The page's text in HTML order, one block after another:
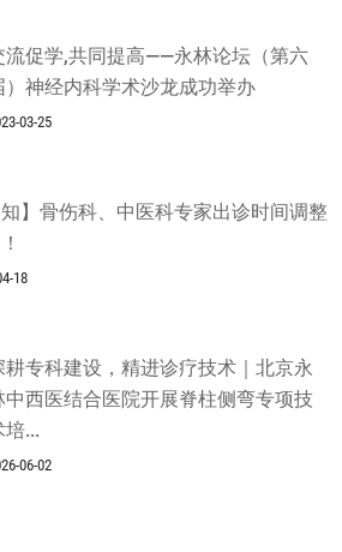
流促学,共同提高——永林论坛（第六
）神经内科学术沙龙成功举办
03-25
知】骨伤科、中医科专家出诊时间调整
18
耕专科建设，精进诊疗技术｜北京永
中西医结合医院开展脊柱侧弯专项技
培...
06-02